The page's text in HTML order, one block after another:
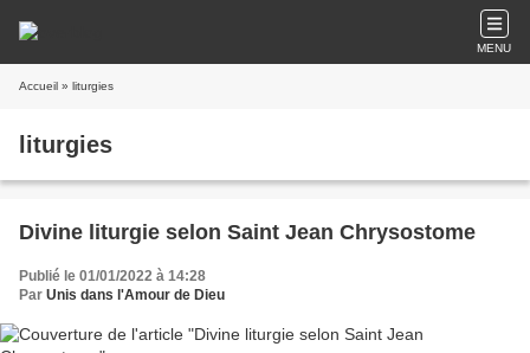
MENU
Accueil » liturgies
liturgies
Divine liturgie selon Saint Jean Chrysostome
Publié le 01/01/2022 à 14:28
Par Unis dans l'Amour de Dieu